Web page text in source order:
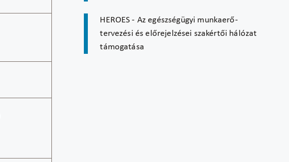
HEROES - Az egészségügyi munkaerő-
tervezési és előrejelzései szakértői hálózat
támogatása